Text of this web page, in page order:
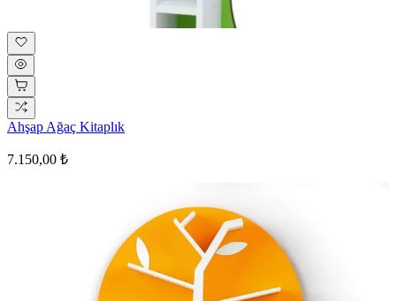
Ahşap Ağaç Kitaplık
7.150,00 ₺